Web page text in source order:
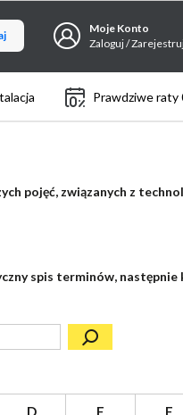
Moje Konto
Zaloguj /
Prawdziwe raty
pojęć, związanych z
spis terminów, następnie
D E F